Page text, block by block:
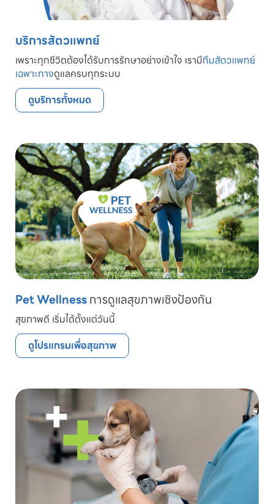
บริการสัตวแพทย์
เพราะทุกชีวิตต้องได้รับการรักษาอย่างเข้าใจ เรามีทีมสัตวแพทย์
เฉพาะทางดูแลครบทุกระบบ
ดูบริการทั้งหมด
Pet Wellnessการดูแลสุขภาพเชิงป้องกัน
สุขภาพดี เริ่มได้ตั้งแต่วันนี้
ดูโปรแกรมเพื่อสุขภาพ